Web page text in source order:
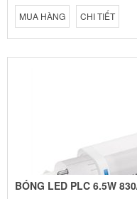
MUA HÀNG CHI TIẾT
BÓNG LED PLC 6.5W